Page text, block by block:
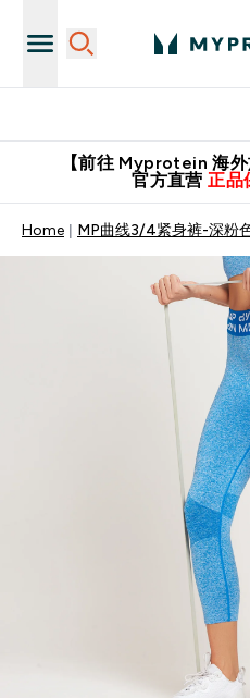
【前往 Myprotein 海外
官方直营 正品
Home MP曲线3/4紧身裤-深粉